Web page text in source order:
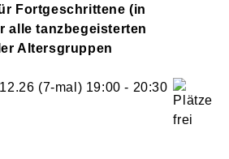
Fortgeschrittene (in
alle tanzbegeisterten
Altersgruppen
(7-mal) 19:00 - 20:30